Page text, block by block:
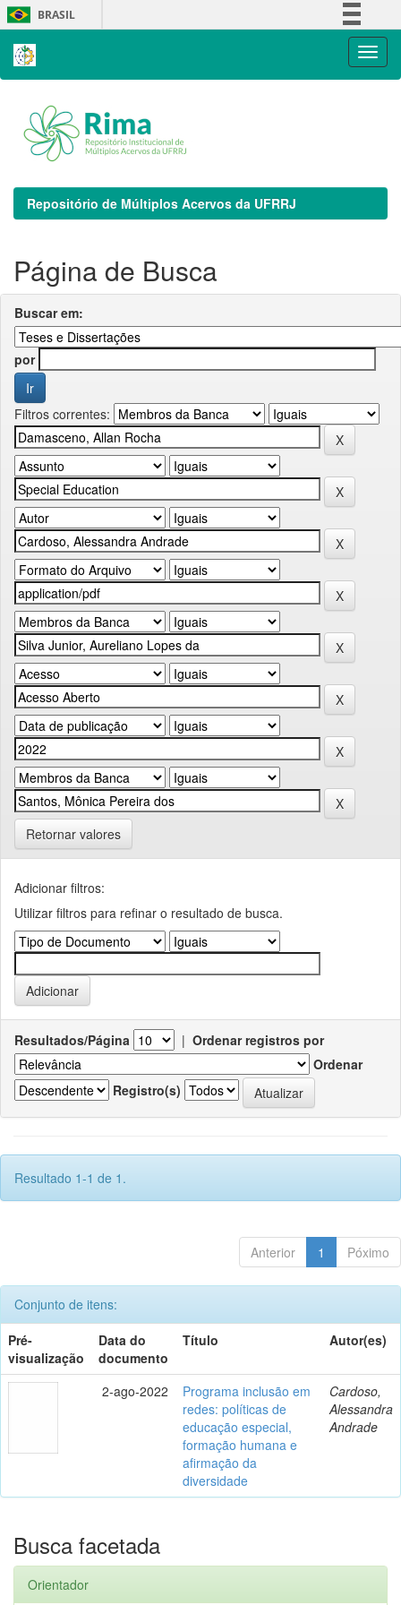
Skip
navigation
BRASIL
Repositório de Múltiplos Acervos da UFRRJ
Página de Busca
Buscar em:
por
Filtros correntes:
Retornar valores
Adicionar filtros:
Utilizar filtros para refinar o resultado de busca.
Resultados/Página | Ordenar registros por
Ordenar
Registro(s)
Resultado 1-1 de 1.
Anterior 1 Póximo
Conjunto de itens:
Pré-
visualização
Data do
documento
Título Autor(es)
2-ago-2022
Programa inclusão em
redes: políticas de
educação especial,
formação humana e
afirmação da
diversidade
Cardoso,
Alessandra
Andrade
Busca facetada
Orientador